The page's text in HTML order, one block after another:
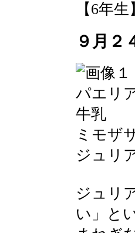
【6年
９月２
パエリ
牛乳
ミモザ
ジュリ
ジュリ
い」と